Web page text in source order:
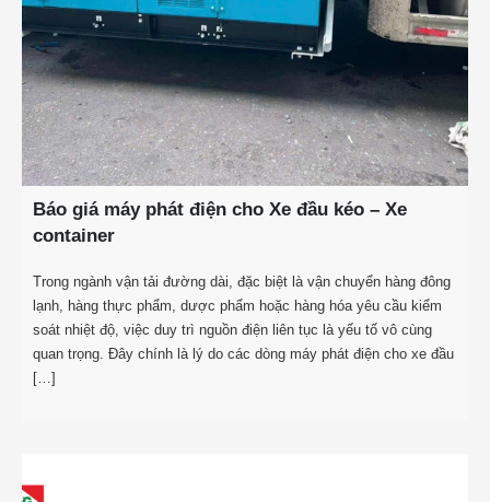
Báo giá máy phát điện cho Xe đầu kéo – Xe
container
Trong ngành vận tải đường dài, đặc biệt là vận chuyển hàng đông
lạnh, hàng thực phẩm, dược phẩm hoặc hàng hóa yêu cầu kiểm
soát nhiệt độ, việc duy trì nguồn điện liên tục là yếu tố vô cùng
quan trọng. Đây chính là lý do các dòng máy phát điện cho xe đầu
[…]